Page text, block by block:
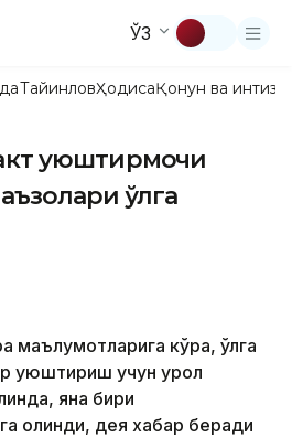
ЎЗ
ТайинловҲодисаҚонун ва
уюштирмоқчи
қўлга
кўра, қўлга
уюштириш учун қурол
яна бири
олинди, дея хабар беради